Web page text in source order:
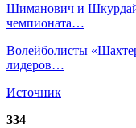
Шиманович и Шкурдай
чемпионата…
Волейболисты
лидеров…
Источник
334